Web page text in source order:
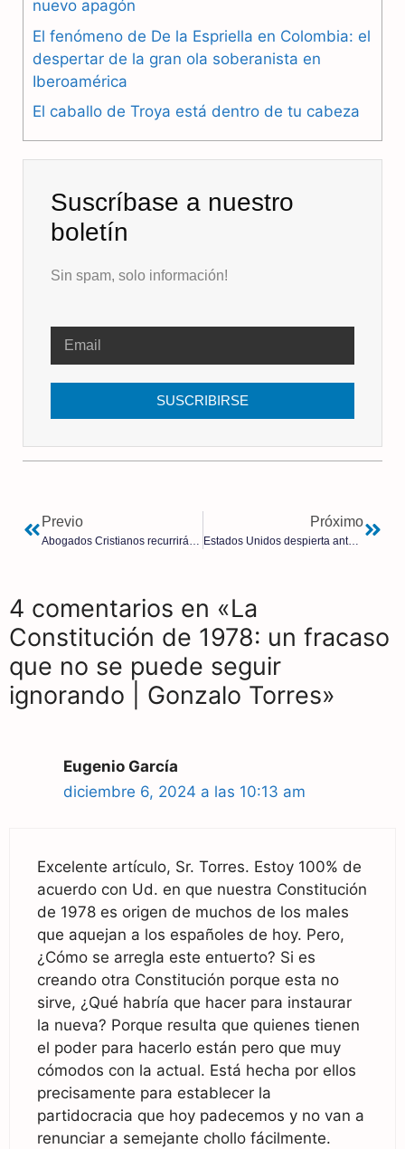
k
nuevo apagón
El fenómeno de De la Espriella en Colombia: el
despertar de la gran ola soberanista en
Iberoamérica
El caballo de Troya está dentro de tu cabeza
Suscríbase a nuestro
boletín
Sin spam, solo información!
SUSCRIBIRSE
Previo Próximo
Estados Unidos despierta ante la aberración de la hormonación a menores, mientras España sigue en el sectarismo ideológico
4 comentarios en «La
Constitución de 1978: un fracaso
que no se puede seguir
ignorando | Gonzalo Torres»
Eugenio García
diciembre 6, 2024 a las 10:13 am
Excelente artículo, Sr. Torres. Estoy 100% de
acuerdo con Ud. en que nuestra Constitución
de 1978 es origen de muchos de los males
que aquejan a los españoles de hoy. Pero,
¿Cómo se arregla este entuerto? Si es
creando otra Constitución porque esta no
sirve, ¿Qué habría que hacer para instaurar
la nueva? Porque resulta que quienes tienen
el poder para hacerlo están pero que muy
cómodos con la actual. Está hecha por ellos
precisamente para establecer la
partidocracia que hoy padecemos y no van a
renunciar a semejante chollo fácilmente.